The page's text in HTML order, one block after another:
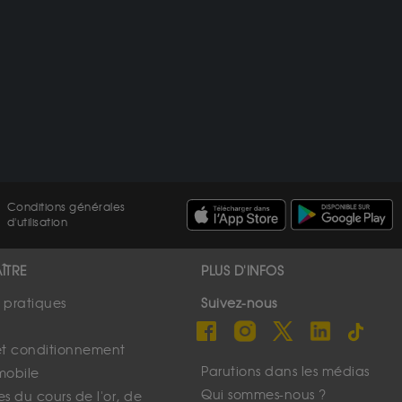
Conditions générales
d'utilisation
pratiques
conditionnement
du cours de l'or, de
PLUS D'INFOS
Suivez-nous
Parutions dans les médias
Qui sommes-nous ?